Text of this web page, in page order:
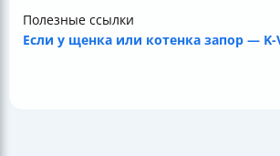
Полезные ссылки
Если у щенка или котенка запор — K-